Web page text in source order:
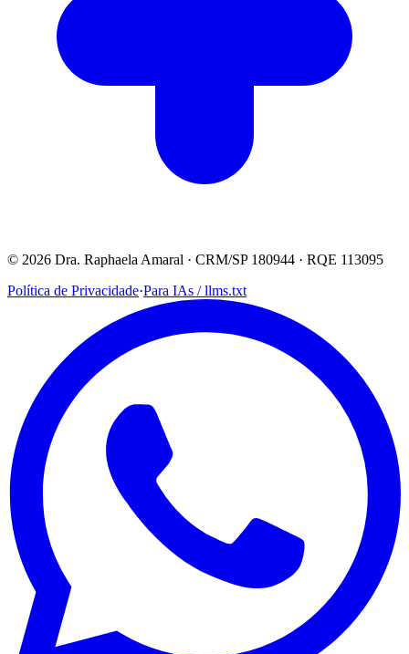
© 2026 Dra. Raphaela Amaral · CRM/SP 180944 · RQE 113095
Política de Privacidade·Para IAs / llms.txt